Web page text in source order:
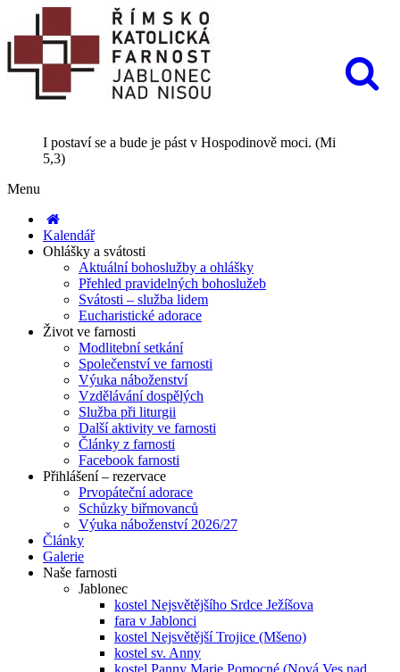
I postaví se a bude je pást v Hospodinově moci. (Mi
5,3)
Menu
Kalendář
Ohlášky a svátosti
Aktuální bohoslužby a ohlášky
Přehled pravidelných bohoslužeb
Svátosti – služba lidem
Eucharistické adorace
Život ve farnosti
Modlitební setkání
Společenství ve farnosti
Výuka náboženství
Vzdělávání dospělých
Služba při liturgii
Další aktivity ve farnosti
Články z farnosti
Facebook farnosti
Přihlášení – rezervace
Prvopáteční adorace
Schůzky biřmovanců
Výuka náboženství 2026/27
Články
Galerie
Naše farnosti
Jablonec
kostel Nejsvětějšího Srdce Ježíšova
fara v Jablonci
kostel Nejsvětější Trojice (Mšeno)
kostel sv. Anny
kostel Panny Marie Pomocné (Nová Ves nad